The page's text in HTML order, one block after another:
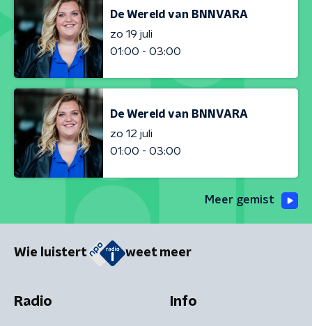
De Wereld van BNNVARA
zo 19 juli
01:00 - 03:00
De Wereld van BNNVARA
zo 12 juli
01:00 - 03:00
Meer gemist
Wie luistert weet meer
Radio Info